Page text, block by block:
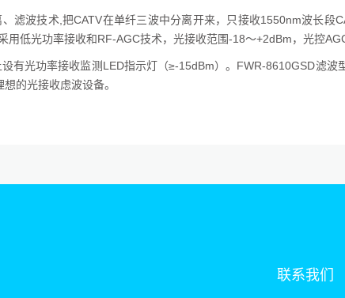
滤波技术,把CATV在单纤三波中分离开来，只接收1550nm波长段
用低光功率接收和RF-AGC技术，光接收范围-18～+2dBm，光控
有光功率接收监测LED指示灯（≥-15dBm）。FWR-8610GSD滤
的光接收虑波设备。
联系我们